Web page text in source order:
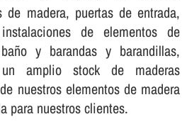
de madera, puertas de entrada,
de elementos de
y barandas y barandillas,
un amplio stock de maderas
nuestros elementos de madera
para nuestros clientes.